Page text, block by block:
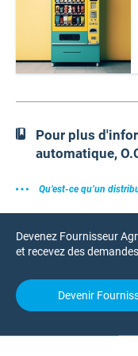
Pour plus
automatique,
Qu’est-ce qu’un
Devenez Fournisseur
et recevez des
Devenir